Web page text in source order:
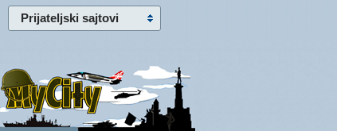
Prijateljski sajtovi